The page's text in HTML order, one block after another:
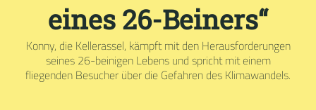
eines 26-Beiners“
Konny, die Kellerassel, kämpft mit den Herausforderungen
seines 26-beinigen Lebens und spricht mit einem
fliegenden Besucher über die Gefahren des Klimawandels.